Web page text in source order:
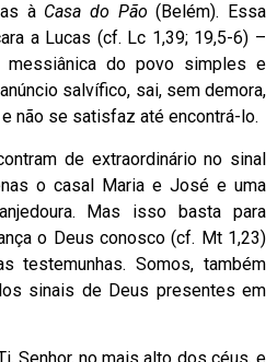
à Casa do Pão (Belém). Essa
a Lucas (cf. Lc 1,39; 19,5-6) –
messiânica do povo simples e
salvífico, sai, sem demora,
não se satisfaz até encontrá-lo.
de extraordinário no sinal
o casal Maria e José e uma
Mas isso basta para
o Deus conosco (cf. Mt 1,23)
testemunhas. Somos, também
sinais de Deus presentes em